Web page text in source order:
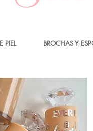
PIEL BROCHAS Y